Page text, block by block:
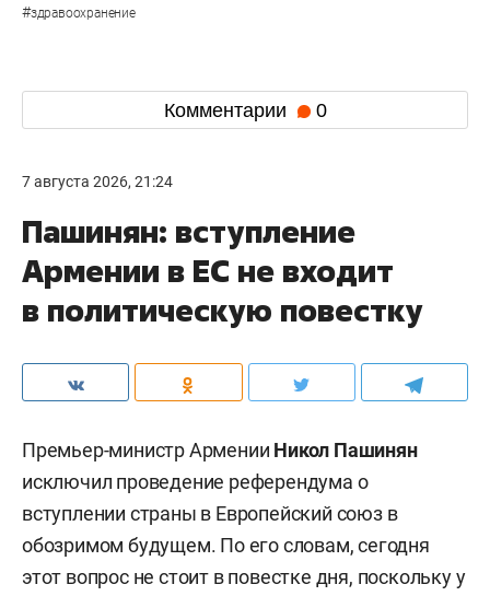
#здравоохранение
Комментарии 0
7 августа 2026, 21:24
Пашинян: вступление
Армении в ЕС не входит
в политическую повестку
Премьер-министр Армении Никол Пашинян
исключил проведение референдума о
вступлении страны в Европейский союз в
обозримом будущем. По его словам, сегодня
этот вопрос не стоит в повестке дня, поскольку у